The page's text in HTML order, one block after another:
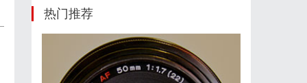
热门推荐